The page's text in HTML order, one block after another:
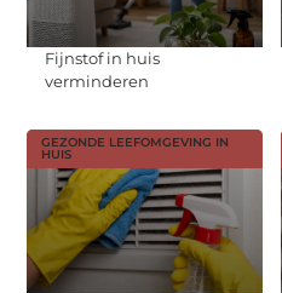
Fijnstof in huis
verminderen
GEZONDE LEEFOMGEVING IN
HUIS